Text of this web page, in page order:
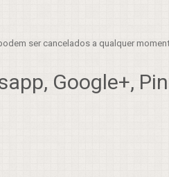
ser cancelados a qualquer
Google+,